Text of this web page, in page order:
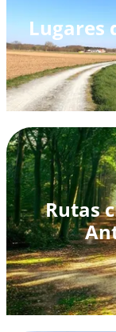
Lugares
Rutas